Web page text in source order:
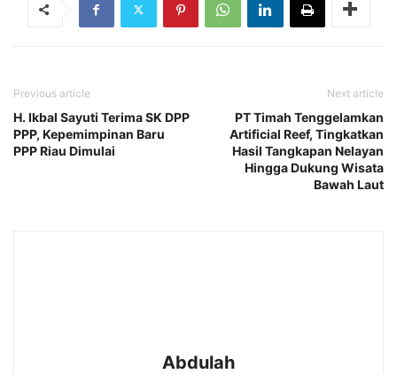
Previous article
H. Ikbal Sayuti Terima SK DPP
PPP, Kepemimpinan Baru
PPP Riau Dimulai
Next article
PT Timah Tenggelamkan
Artificial Reef, Tingkatkan
Hasil Tangkapan Nelayan
Hingga Dukung Wisata
Bawah Laut
Abdulah